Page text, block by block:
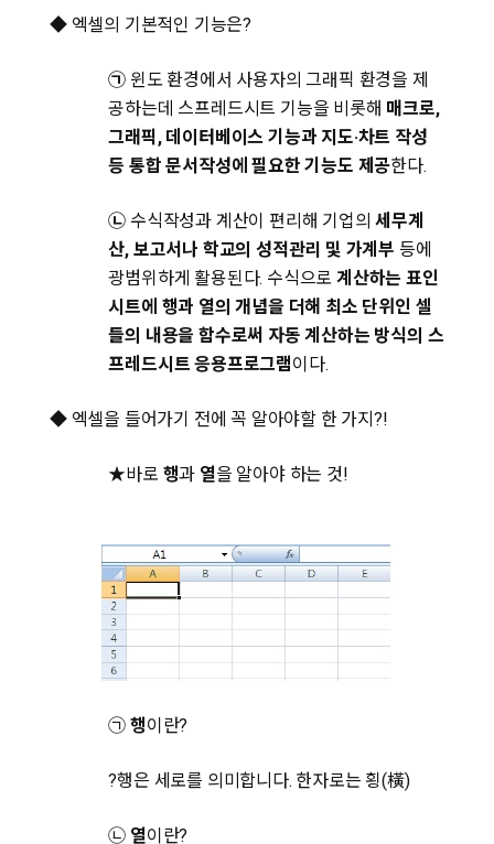
◆ 엑셀의 기본적인 기능은?
㉠ 윈도 환경에서 사용자의 그래픽 환경을 제
공하는데 스프레드시트 기능을 비롯해 매크로,
그래픽, 데이터베이스 기능과 지도·차트 작성
등 통합 문서작성에 필요한 기능도 제공한다.
㉡ 수식작성과 계산이 편리해 기업의세무계
산, 보고서나 학교의 성적관리 및 가계부 등에
광범위하게 활용된다. 수식으로 계산하는 표인
시트에 행과 열의 개념을 더해 최소 단위인 셀
들의 내용을 함수로써 자동 계산하는 방식의 스
프레드시트 응용프로그램이다.
◆ 엑셀을 들어가기 전에 꼭 알아야할 한 가지?!
★바로 행과 열을 알아야 하는 것!
㉠ 행이란?
?행은 세로를 의미합니다. 한자로는 횡(橫)
㉡ 열이란?